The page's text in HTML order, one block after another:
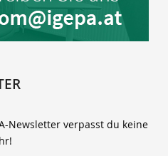
Newsletter verpasst du keine